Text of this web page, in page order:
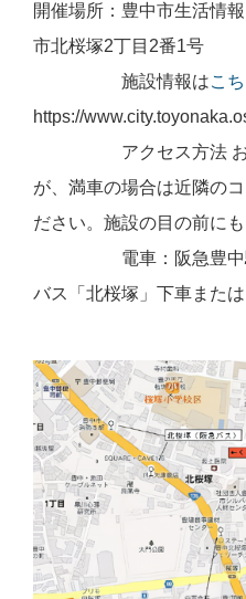
開催場所：豊中市生活情
市北桜塚2丁目2番1号
施設情報はこ
https://
アクセス方法 お車
が、満車の場合は近隣の
ださい。施設の目の前にも
電車：阪急豊中駅（
バス「北桜塚」下車また